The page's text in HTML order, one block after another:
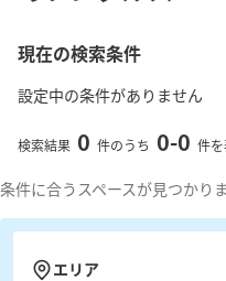
現在の検索条件
設定中の条件がありません
検索結果 0 件のうち 0-0 件
条件に合うスペースが見つかり
エリア